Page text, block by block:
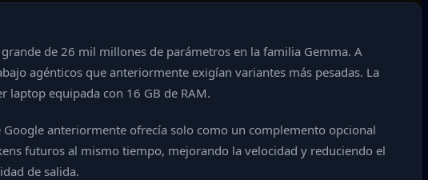
de 26 mil millones de parámetros en la familia Gemma. A
agénticos que anteriormente exigían variantes más pesadas. La
equipada con 16 GB de RAM.
anteriormente ofrecía solo como un complemento opcional
futuros al mismo tiempo, mejorando la velocidad y reduciendo el
de salida.